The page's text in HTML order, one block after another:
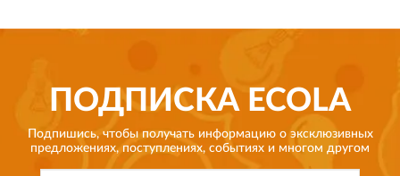
ПОДПИСКА ECOLA
Подпишись, чтобы получать информацию о эксклюзивных
предложениях, поступлениях, событиях и многом другом